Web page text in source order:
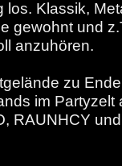
Klassik,
gewohnt und
anzuhören.
zu
im Partyzelt
RAUNHCY